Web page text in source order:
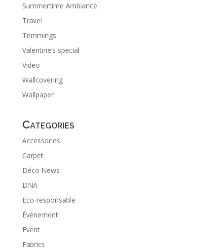
Summertime Ambiance
Travel
Trimmings
Valentine’s special
Video
Wallcovering
Wallpaper
Categories
Accessories
Carpet
Déco News
DNA
Eco-responsable
Événement
Event
Fabrics